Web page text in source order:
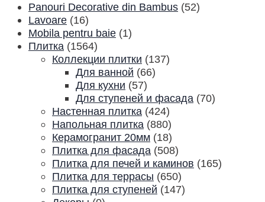
Panouri Decorative din Bambus (52)
Lavoare (16)
Mobila pentru baie (1)
Плитка (1564)
Коллекции плитки (137)
Для ванной (66)
Для кухни (57)
Для ступеней и фасада (70)
Настенная плитка (424)
Напольная плитка (880)
Керамогранит 20мм (18)
Плитка для фасада (508)
Плитка для печей и каминов (165)
Плитка для террасы (650)
Плитка для ступеней (147)